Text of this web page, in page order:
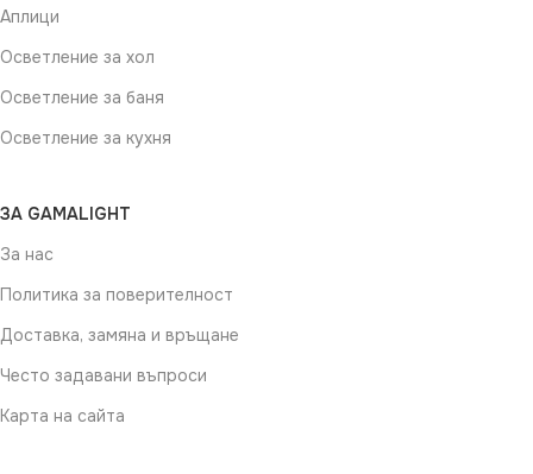
Аплици
Осветление за хол
Осветление за баня
Осветление за кухня
ЗА GAMALIGHT
За нас
Политика за поверителност
Доставка, замяна и връщане
Често задавани въпроси
Карта на сайта